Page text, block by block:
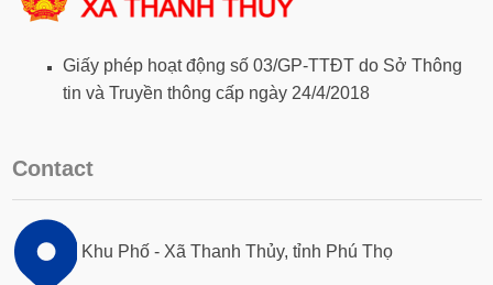
Giấy phép hoạt động số 03/GP-TTĐT do Sở Thông
tin và Truyền thông cấp ngày 24/4/2018
Contact
Khu Phố - Xã Thanh Thủy, tỉnh Phú Thọ